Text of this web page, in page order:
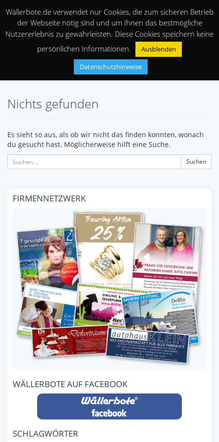
Nichts gefunden
Es sieht so aus, als ob wir nicht das finden konnten, wonach
du gesucht hast. Möglicherweise hilft eine Suche.
Suchen
FIRMENNETZWERK
WÄLLERBOTE AUF FACEBOOK
SCHLAGWÖRTER
Wällerbote.de verwendet nur Cookies, die zum sicheren Betrieb
der Webseite nötig sind und um Ihnen das bestmögliche
Nutzererlebnis zu gewährleisten. Diese Cookies speichern keine
persönlichen Informationen.
Ausblenden
Datenschutzhinweise